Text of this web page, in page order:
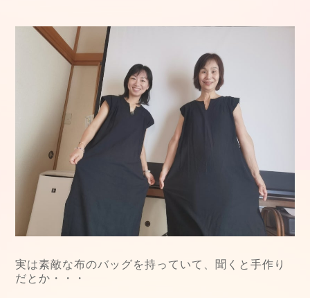
実は素敵な布のバッグを持っていて、聞くと手作り
だとか・・・